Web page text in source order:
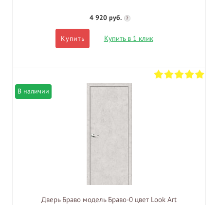
4 920 руб. ?
Купить Купить в 1 клик
В наличии
Дверь Браво модель Браво-0 цвет Look Art